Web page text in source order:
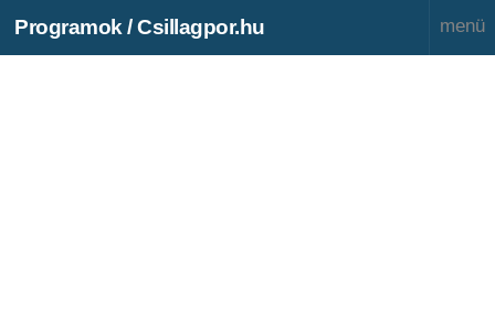
Programok / Csillagpor.hu